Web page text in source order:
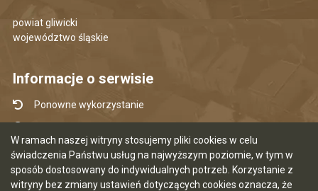
W ramach naszej witryny stosujemy pliki cookies w celu
świadczenia Państwu usług na najwyższym poziomie, w tym w
sposób dostosowany do indywidualnych potrzeb. Korzystanie z
witryny bez zmiany ustawień dotyczących cookies oznacza, że
powiat gliwicki
województwo śląskie
Informacje o serwisie
Ponowne wykorzystanie
Mapa serwisu
Instrukcja obsługi